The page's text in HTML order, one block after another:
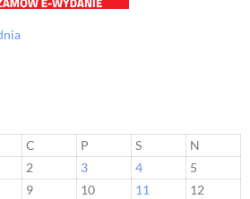
C P S
N
2 3 4
5
9 10 11
12